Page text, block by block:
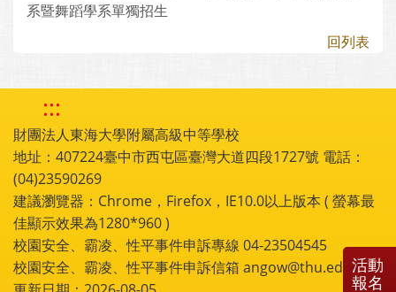
系暨舞蹈學系單獨招生
回列表
:::
財團法人東海大學附屬高級中等學校
地址：407224臺中市西屯區臺灣大道四段1727號 電話：
(04)23590269
建議瀏覽器：Chrome，Firefox，IE10.0以上版本 ( 螢幕最
佳顯示效果為1280*960 )
校園安全、霸凌、性平事件申訴專線 04-23504545
校園安全、霸凌、性平事件申訴信箱 angow@thu.edu.tw
活動
報名